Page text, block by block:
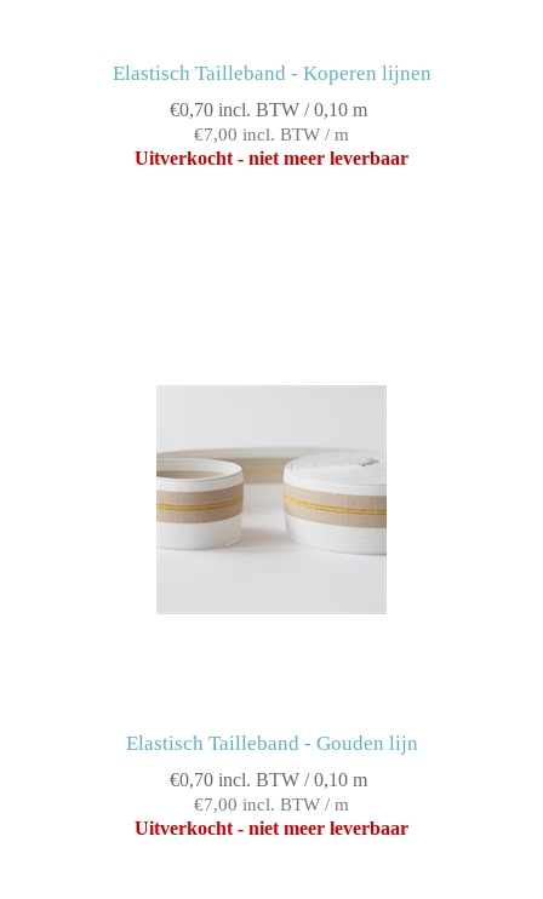
Elastisch Tailleband - Koperen lijnen
€0,70 incl. BTW / 0,10 m
€7,00 incl. BTW / m
Uitverkocht - niet meer leverbaar
Elastisch Tailleband - Gouden lijn
€0,70 incl. BTW / 0,10 m
€7,00 incl. BTW / m
Uitverkocht - niet meer leverbaar